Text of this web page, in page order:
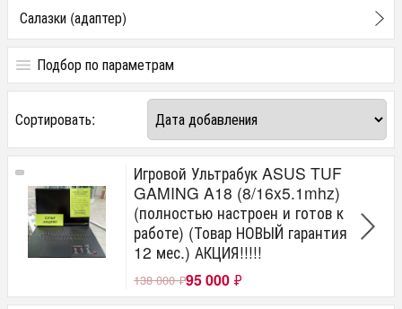
Салазки (адаптер)
Подбор по параметрам
Цена
от до
Сортировать:
Игровой Ультрабук ASUS TUF
GAMING A18 (8/16x5.1mhz)
(полностью настроен и готов к
работе) (Товар НОВЫЙ гарантия
12 мес.) АКЦИЯ!!!!!
138 000₽95 000 ₽